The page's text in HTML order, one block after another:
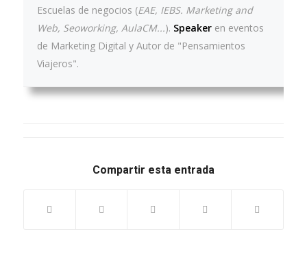
Escuelas de negocios (EAE, IEBS. Marketing and
Web, Seoworking, AulaCM...). Speakeren eventos
de Marketing Digital y Autor de "Pensamientos
Viajeros".
Compartir esta entrada